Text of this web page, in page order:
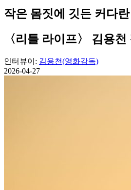
작은 몸짓에 깃든 커다
〈리틀 라이프〉 김용천
인터뷰이: 김용천(영화감독)
2026-04-27